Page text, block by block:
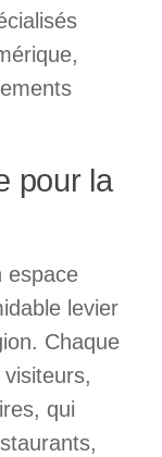
pour la
espace
levier
Chaque
qui